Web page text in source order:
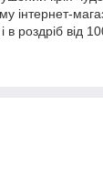
інтернет-
роздріб від